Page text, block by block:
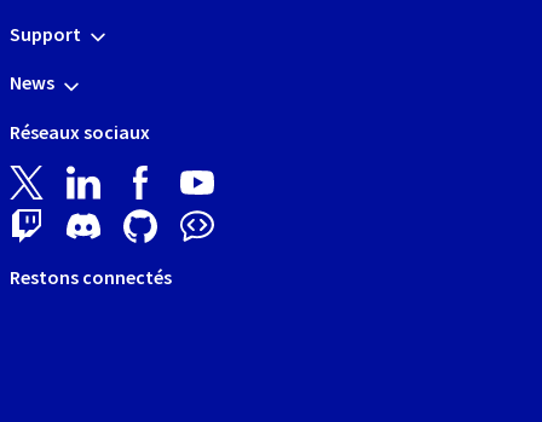
Support
News
Réseaux sociaux
Restons connectés